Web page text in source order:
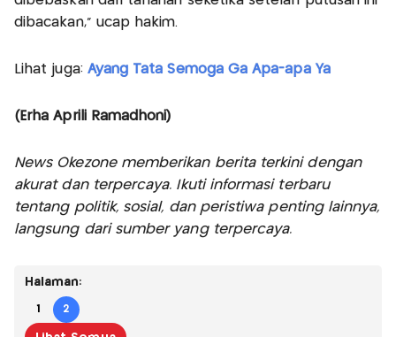
dibacakan," ucap hakim.
Lihat juga: Ayang Tata Semoga Ga Apa-apa Ya
(Erha Aprili Ramadhoni)
News Okezone memberikan berita terkini dengan
akurat dan terpercaya. Ikuti informasi terbaru
tentang politik, sosial, dan peristiwa penting lainnya,
langsung dari sumber yang terpercaya.
Halaman:
1 2